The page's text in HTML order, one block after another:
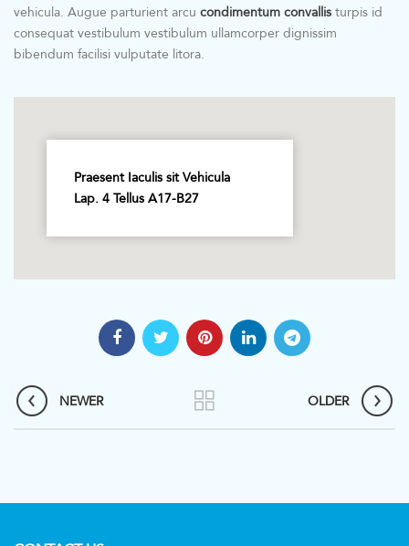
vehicula. Augue parturient arcucondimentum convallisturpis id
consequat vestibulum vestibulum ullamcorper dignissim
bibendum facilisi vulputate litora.
Praesent Iaculis sit Vehicula
Lap. 4 Tellus A17-B27
NEWER OLDER